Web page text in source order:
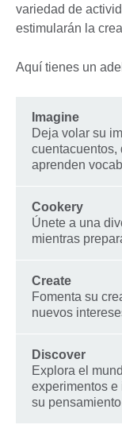
variedad de
estimularán la
Aquí tienes un
Imagine
Deja volar su
cuentacuentos,
aprenden
Cookery
Únete a una
mientras
Create
Fomenta su
nuevos
Discover
Explora el
experimentos
su